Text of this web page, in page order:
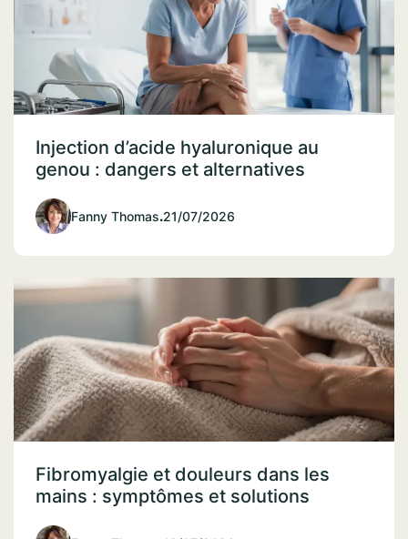
Injection d’acide hyaluronique au
genou : dangers et alternatives
Fanny Thomas.21/07/2026
Fibromyalgie et douleurs dans les
mains : symptômes et solutions